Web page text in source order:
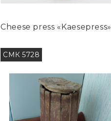
Cheese press «Kaesepress»
СМК 5728